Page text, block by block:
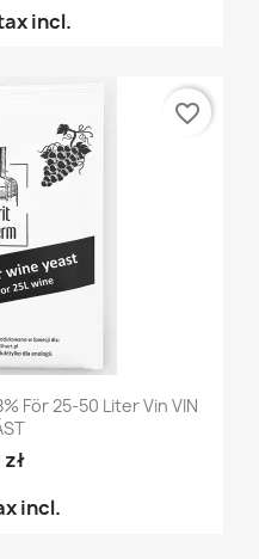
incl.
För 25-50 Liter Vin VIN
incl.
favorite_border